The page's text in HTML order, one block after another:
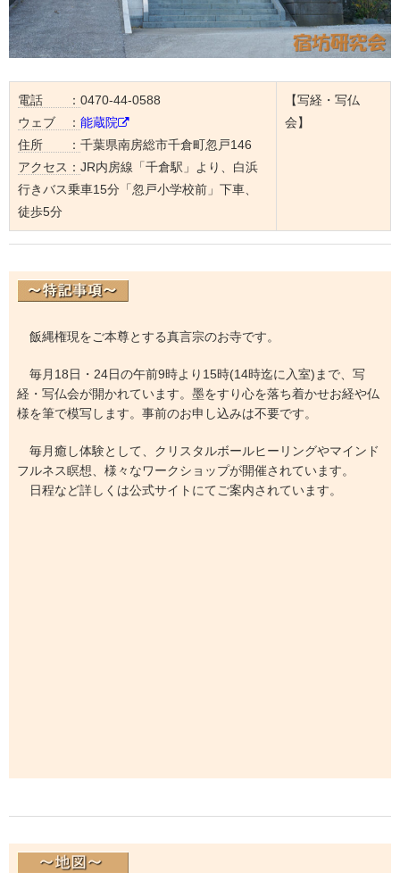
電話 ： 0470-44-0588
ウェブ ： 能蔵院
住所 ： 千葉県南房総市千倉町忽戸146
アクセス： JR内房線「千倉駅」より、白浜
行きバス乗車15分「忽戸小学校前」下車、
徒歩5分
【写経・写仏
会】
飯縄権現をご本尊とする真言宗のお寺です。
毎月18日・24日の午前9時より15時(14時迄に入室)まで、写
経・写仏会が開かれています。墨をすり心を落ち着かせお経や仏
様を筆で模写します。事前のお申し込みは不要です。
毎月癒し体験として、クリスタルボールヒーリングやマインド
フルネス瞑想、様々なワークショップが開催されています。
日程など詳しくは公式サイトにてご案内されています。